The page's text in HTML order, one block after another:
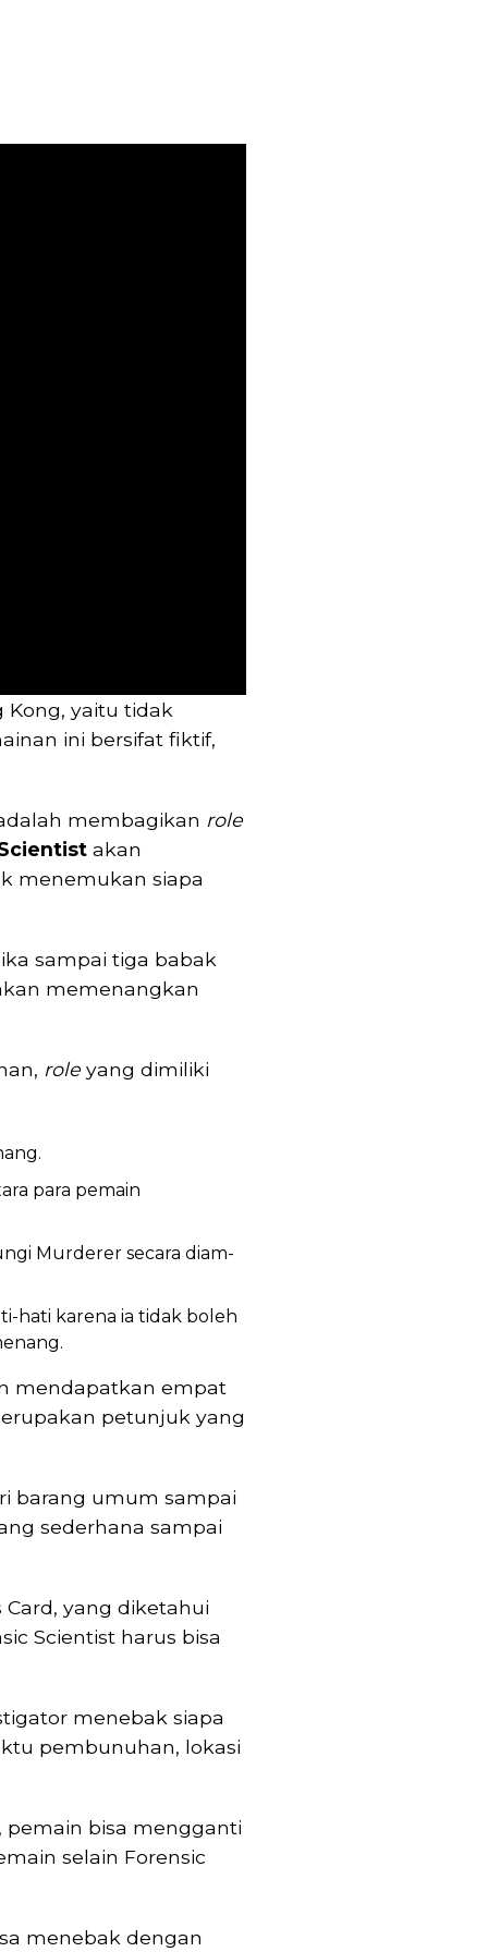
Kong, yaitu tidak
ini bersifat fiktif,
membagikan role
akan
menemukan siapa
sampai tiga babak
memenangkan
role yang dimiliki
para pemain
Murderer secara diam-
hati karena ia tidak boleh
mendapatkan empat
petunjuk yang
barang umum sampai
sederhana sampai
yang diketahui
Scientist harus bisa
menebak siapa
pembunuhan, lokasi
pemain bisa mengganti
selain Forensic
menebak dengan